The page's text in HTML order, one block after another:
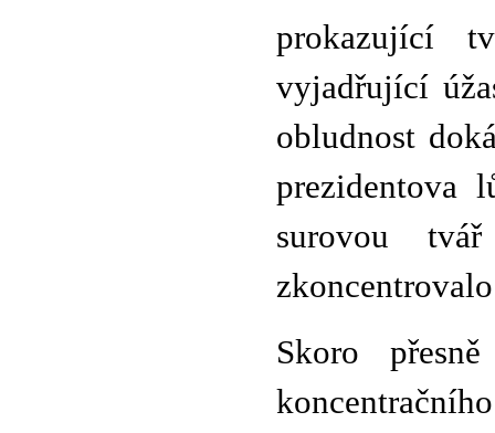
prokazující
vyjadřující
obludnost
prezidentova
surovou
Skoro